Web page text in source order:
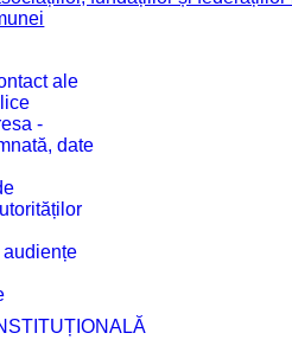
ale
-
date
audiențe